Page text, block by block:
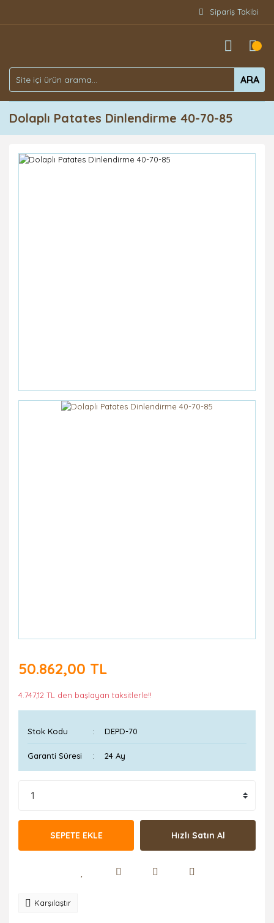
Sipariş Takibi
ARA
Dolaplı Patates Dinlendirme 40-70-85
50.862,00 TL
4.747,12 TL den başlayan taksitlerle!!
Stok Kodu DEPD-70
Garanti Süresi 24 Ay
SEPETE EKLE Hızlı Satın Al
Karşılaştır